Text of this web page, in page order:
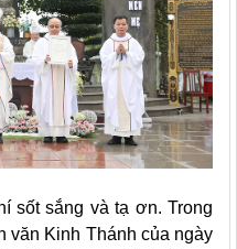
sốt sắng và tạ ơn. Trong
văn Kinh Thánh của ngày